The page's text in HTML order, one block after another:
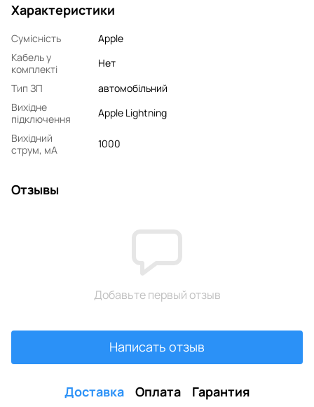
Характеристики
Сумісність
Apple
Кабель у
комплекті
Нет
Тип ЗП
автомобільний
Вихідне
підключення
Apple Lightning
Вихідний
струм, мA
1000
Отзывы
Добавьте первый отзыв
Написать отзыв
Доставка Оплата Гарантия